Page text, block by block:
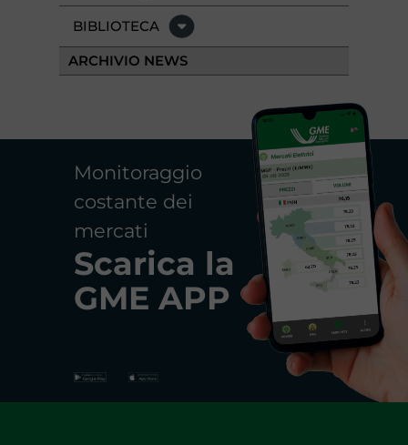
BIBLIOTECA
ARCHIVIO NEWS
Monitoraggio
costante dei
mercati
Scarica la
GME APP